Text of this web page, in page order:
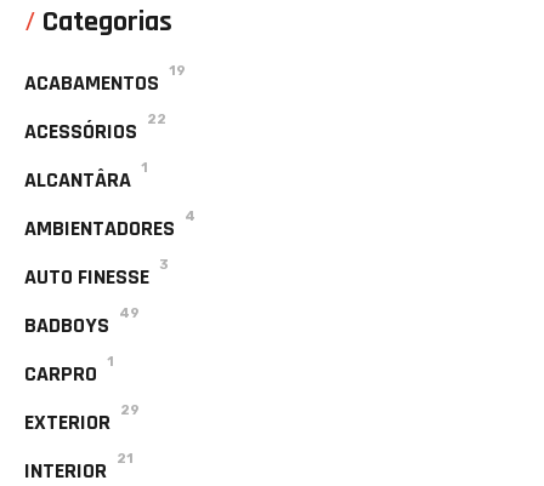
Categorias
ACABAMENTOS 19
ACESSÓRIOS 22
ALCANTÂRA 1
AMBIENTADORES 4
AUTO FINESSE 3
BADBOYS 49
CARPRO 1
EXTERIOR 29
INTERIOR 21